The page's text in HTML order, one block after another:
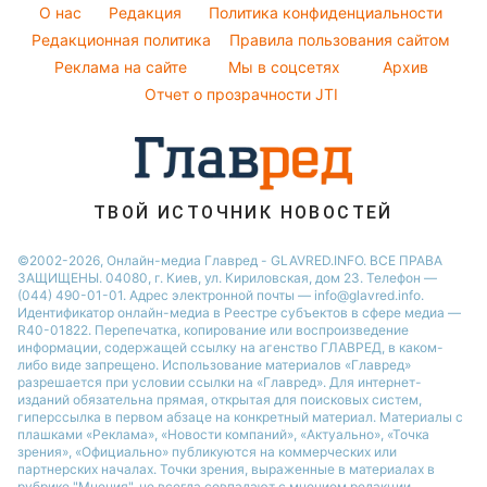
Алла Пугачева
Максим Галкин
Настя Каменских
Пылевая буря
Модные ошибки
Новости моды
Советы от Андре Тана
O нас Редакция
Политика конфиденциальности
Редакционная политика
Правила пользования сайтом
Реклама на сайте
Мы в соцсетях
Архив
Отчет о прозрачности JTI
ТВОЙ ИСТОЧНИК НОВОСТЕЙ
©2002-2026, Онлайн-медиа Главред - GLAVRED.INFO. ВСЕ ПРАВА
ЗАЩИЩЕНЫ. 04080, г. Киев, ул. Кириловская, дом 23. Телефон —
(044) 490-01-01. Адрес электронной почты — info@glavred.info.
Идентификатор онлайн-медиа в Реестре cубъектов в сфере медиа —
R40-01822. Перепечатка, копирование или воспроизведение
информации, содержащей ссылку на агенство ГЛАВРЕД, в каком-
либо виде запрещено. Использование материалов «Главред»
разрешается при условии ссылки на «Главред». Для интернет-
изданий обязательна прямая, открытая для поисковых систем,
гиперссылка в первом абзаце на конкретный материал. Материалы с
плашками «Реклама», «Новости компаний», «Актуально», «Точка
зрения», «Официально» публикуются на коммерческих или
партнерских началах. Точки зрения, выраженные в материалах в